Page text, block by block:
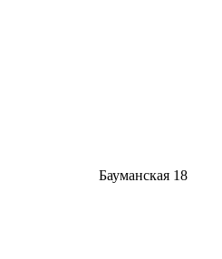
Бауманская 18